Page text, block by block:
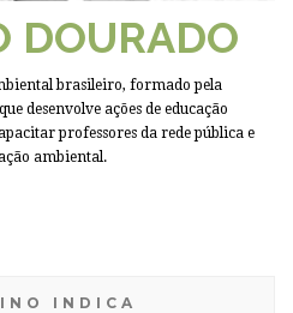
DOURADO
brasileiro, formado pela
desenvolve ações de educação
professores da rede pública e
ambiental.
INDICA